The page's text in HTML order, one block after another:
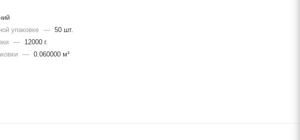
упаковке
—
50 шт.
—
12000 г.
— 0.060000 м³